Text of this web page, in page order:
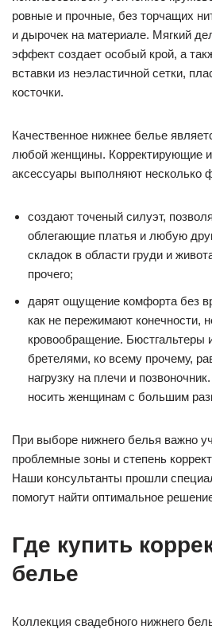
ровные и прочные, без торчащих
и дырочек на материале. Мягкий
эффект создает особый крой, а
вставки из неэластичной сетки,
косточки.
Качественное нижнее белье
любой женщины. Корректирующие
аксессуары выполняют несколько
создают точеный силуэт,
облегающие платья и любую
складок в области груди и
прочего;
дарят ощущение комфорта без
как не пережимают конечности,
кровообращение. Бюстгальтеры
бретелями, ко всему прочему,
нагрузку на плечи и
носить женщинам с большим
При выборе нижнего белья важно
проблемные зоны и степень
Наши консультанты прошли
помогут найти оптимальное
Где купить
белье
Коллекция свадебного нижнего